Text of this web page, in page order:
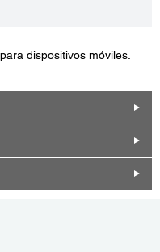
dispositivos móviles.